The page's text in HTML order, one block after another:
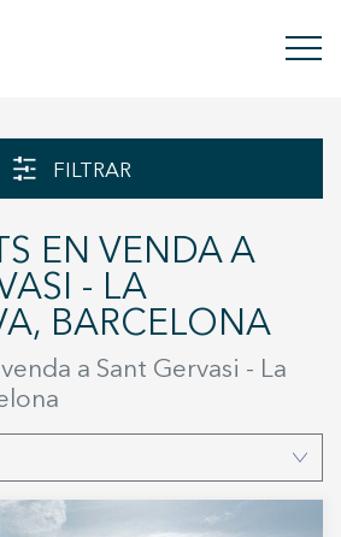
FILTRAR
- LA
BARCELONA
a Sant Gervasi - La